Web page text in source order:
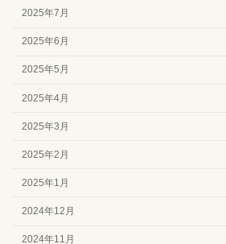
2025年7月
2025年6月
2025年5月
2025年4月
2025年3月
2025年2月
2025年1月
2024年12月
2024年11月